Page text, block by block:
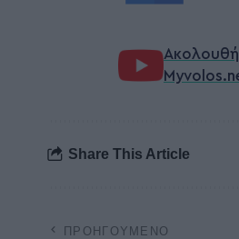
Share This Article
ΠΡΟΗΓΟΎΜΕΝΟ